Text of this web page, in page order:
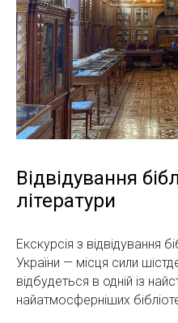
Відвідування
літератури
Екскурсія з відвідування
України — місця сили
відбудеться в одній із
найатмосферніших